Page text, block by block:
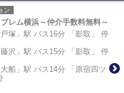
ン
レム横浜～仲介手数料無料～
塚」駅 バス16分 「影取」 停
沢」駅 バス15分 「影取」 停
船」駅 バス14分 「原宿四ツ